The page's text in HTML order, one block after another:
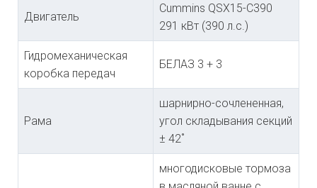
Двигатель
Cummins QSX15-C390
291 кВт (390 л.с.)
Гидромеханическая
коробка передач
БЕЛАЗ 3 + 3
Рама
шарнирно-сочлененная,
угол складывания секций
± 42˚
многодисковые тормоза